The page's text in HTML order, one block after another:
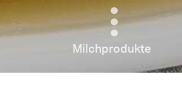
Milchprodukte